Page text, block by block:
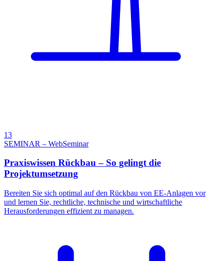
13
SEMINAR – WebSeminar
Praxiswissen Rückbau – So gelingt die
Projektumsetzung
Bereiten Sie sich optimal auf den Rückbau von EE-Anlagen vor
und lernen Sie, rechtliche, technische und wirtschaftliche
Herausforderungen effizient zu managen.